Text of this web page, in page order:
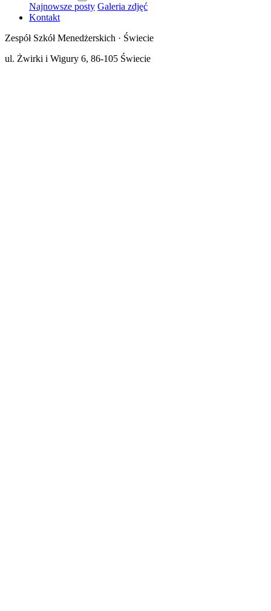
Najnowsze posty Galeria zdjęć
Kontakt
Zespół Szkół Menedżerskich · Świecie
ul. Żwirki i Wigury 6, 86-105 Świecie